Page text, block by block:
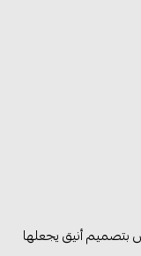
أنيق يجعلها